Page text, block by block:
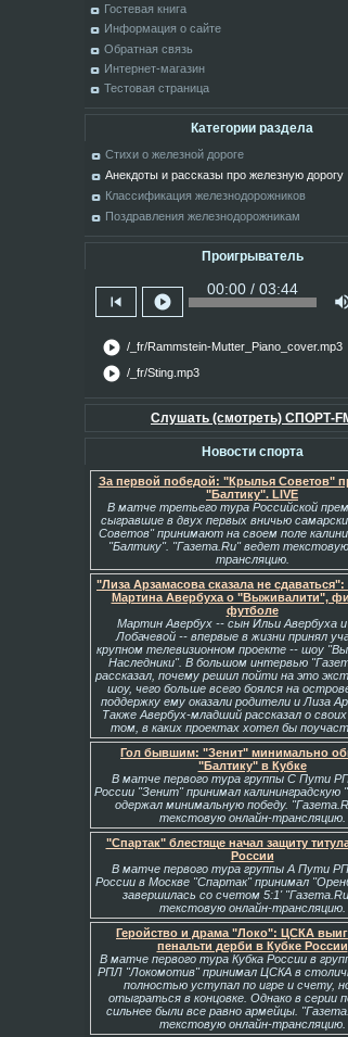
Гостевая книга
Информация о сайте
Обратная связь
Интернет-магазин
Тестовая страница
Категории раздела
Стихи о железной дороге
Анекдоты и рассказы про железную дорогу
Классификация железнодорожников
Поздравления железнодорожникам
Проигрыватель
skip_previous play_circle
00:00 / 03:44
play_circle /_fr/Rammstein-Mutter_Piano_cover.mp3
play_circle /_fr/Sting.mp3
Слушать (смотреть) СПОРТ-
Новости спорта
За первой победой: "Крылья Советов"
"Балтику". LIVE
В матче третьего тура Российской
сыгравшие в двух первых вничью
Советов" принимают на своем поле
"Балтику". "Газета.Ru" ведет
трансляцию.
"Лиза Арзамасова сказала не
Мартина Авербуха о "Выживалити",
футболе
Мартин Авербух -- сын Ильи Авербуха
Лобачевой -- впервые в жизни принял
крупном телевизионном проекте -- шоу
Наследники". В большом интервью
рассказал, почему решил пойти на это
шоу, чего больше всего боялся на
поддержку ему оказали родители и Лиза
Также Авербух-младший рассказал о
том, в каких проектах хотел бы
Гол бывшим: "Зенит" минимально
"Балтику" в Кубке
В матче первого тура группы С Пути
России "Зенит" принимал калининградскую
одержал минимальную победу.
текстовую онлайн-трансляцию.
"Спартак" блестяще начал защиту
России
В матче первого тура группы А Пути
России в Москве "Спартак" принимал
завершилась со счетом 5:1'
текстовую онлайн-трансляцию.
Геройство и драма "Локо": ЦСКА
пенальти дерби в Кубке России
В матче первого тура Кубка России в
РПЛ "Локомотив" принимал ЦСКА в
полностью уступал по игре и счету,
отыграться в концовке. Однако в серии
сильнее были все равно армейцы.
текстовую онлайн-трансляцию.